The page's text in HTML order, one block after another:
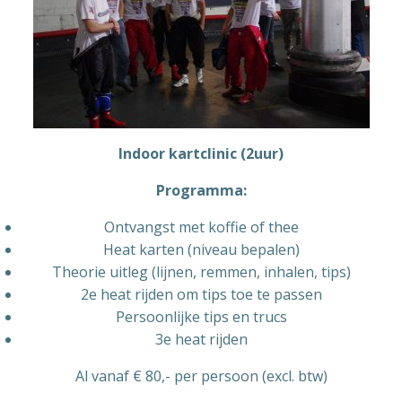
Indoor kartclinic (2uur)
Programma:
Ontvangst met koffie of thee
Heat karten (niveau bepalen)
Theorie uitleg (lijnen, remmen, inhalen, tips)
2e heat rijden om tips toe te passen
Persoonlijke tips en trucs
3e heat rijden
Al vanaf € 80,- per persoon (excl. btw)